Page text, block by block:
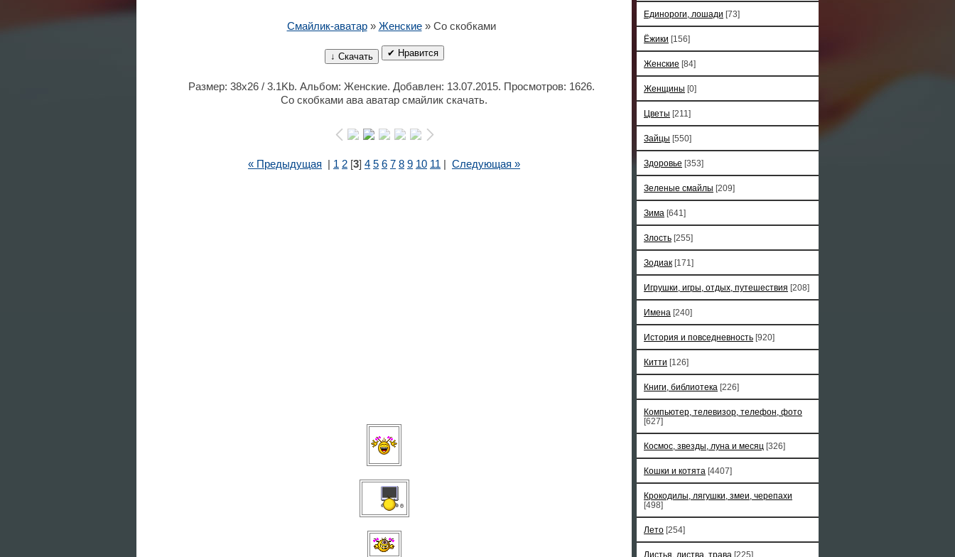
Смайлик-аватар» Женские» Со скобками
↓ Скачать ✔ Нравится
Размер: 38x26 / 3.1Kb. Альбом: Женские. Добавлен: 13.07.2015. Просмотров: 1626.
Со скобками ава аватар смайлик скачать.
« Предыдущая 1 2 [3] 4 5 6 7 8 9 10 11 Следующая »
Единороги, лошади [73]
Ёжики [156]
Женские [84]
Женщины [0]
Цветы [211]
Зайцы [550]
Здоровье [353]
Зеленые смайлы [209]
Зима [641]
Злость [255]
Зодиак [171]
Игрушки, игры, отдых, путешествия [208]
Имена [240]
История и повседневность [920]
Китти [126]
Книги, библиотека [226]
Компьютер, телевизор, телефон, фото
[627]
Космос, звезды, луна и месяц [326]
Кошки и котята [4407]
Крокодилы, лягушки, змеи, черепахи
[498]
Лето [254]
Листья, листва, трава [225]